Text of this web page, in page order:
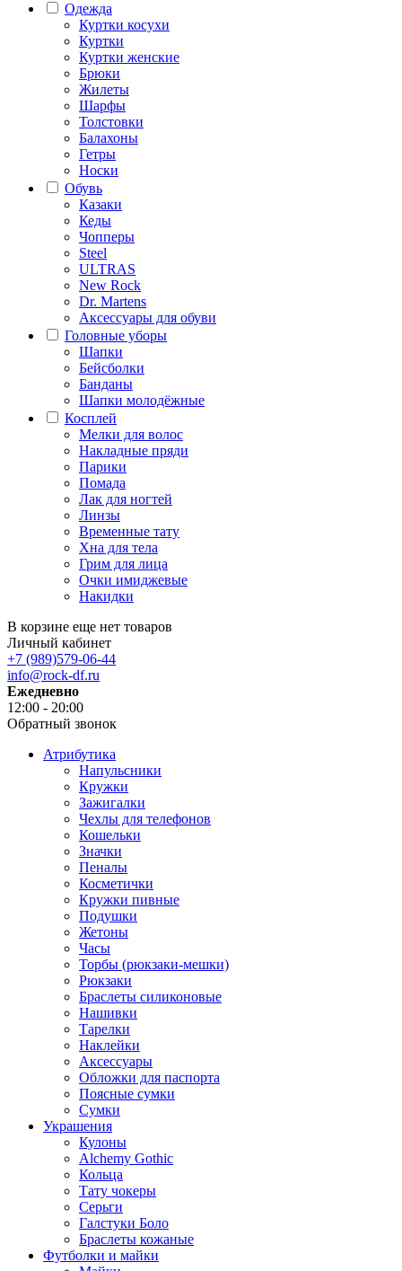
Одежда
Куртки косухи
Куртки
Куртки женские
Брюки
Жилеты
Шарфы
Толстовки
Балахоны
Гетры
Носки
Обувь
Казаки
Кеды
Чопперы
Steel
ULTRAS
New Rock
Dr. Martens
Аксессуары для обуви
Головные уборы
Шапки
Бейсболки
Банданы
Шапки молодёжные
Косплей
Мелки для волос
Накладные пряди
Парики
Помада
Лак для ногтей
Линзы
Временные тату
Хна для тела
Грим для лица
Очки имиджевые
Накидки
В корзине еще нет товаров
Личный кабинет
+7 (989)579-06-44
info@rock-df.ru
Ежедневно
12:00 - 20:00
Обратный звонок
Атрибутика
Напульсники
Кружки
Зажигалки
Чехлы для телефонов
Кошельки
Значки
Пеналы
Косметички
Кружки пивные
Подушки
Жетоны
Часы
Торбы (рюкзаки-мешки)
Рюкзаки
Браслеты силиконовые
Нашивки
Тарелки
Наклейки
Аксессуары
Обложки для паспорта
Поясные сумки
Сумки
Украшения
Кулоны
Alchemy Gothic
Кольца
Тату чокеры
Серьги
Галстуки Боло
Браслеты кожаные
Футболки и майки